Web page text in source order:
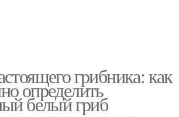
грибника: как
определить
белый гриб